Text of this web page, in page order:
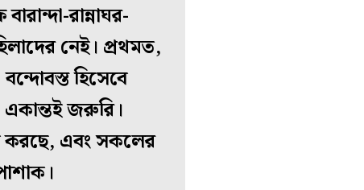
রান্নাঘর-
নেই। প্রথমত,
হিসেবে
একান্তই জরুরি।
করছে, এবং সকলের